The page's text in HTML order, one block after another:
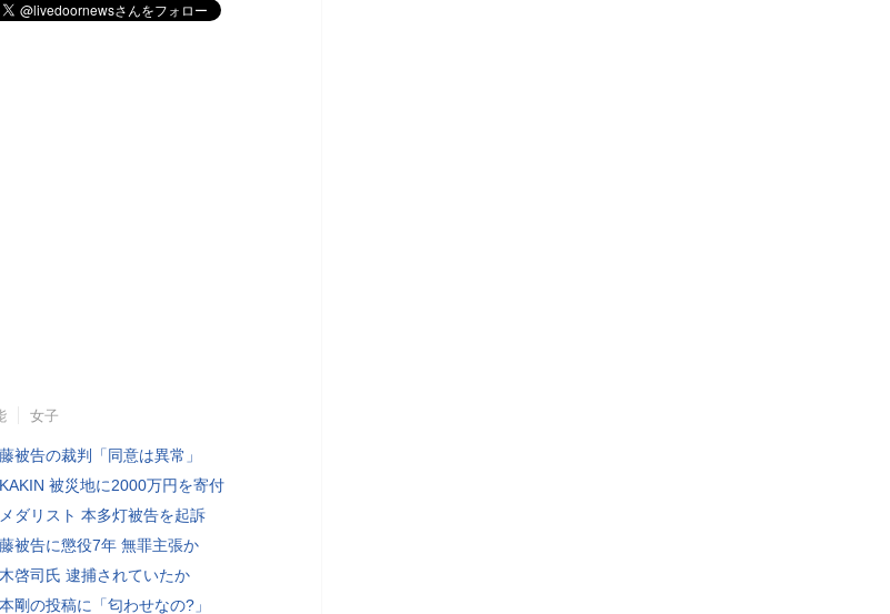
女子
被告の裁判「同意は異常」
被災地に2000万円を寄付
ダリスト 本多灯被告を起訴
被告に懲役7年 無罪主張か
啓司氏 逮捕されていたか
剛の投稿に「匂わせなの?」